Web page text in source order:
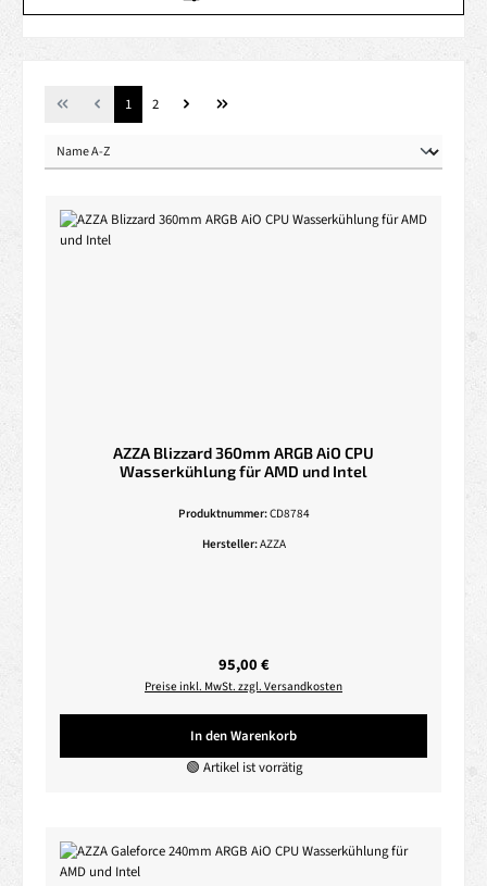
Seite
1 Seite
2
AZZA Blizzard 360mm ARGB AiO CPU
Wasserkühlung für AMD und Intel
Produktnummer:CD8784
Hersteller:AZZA
Regulärer Preis:
95,00 €
Preise inkl. MwSt. zzgl. Versandkosten
In den Warenkorb
🟢 Artikel ist vorrätig